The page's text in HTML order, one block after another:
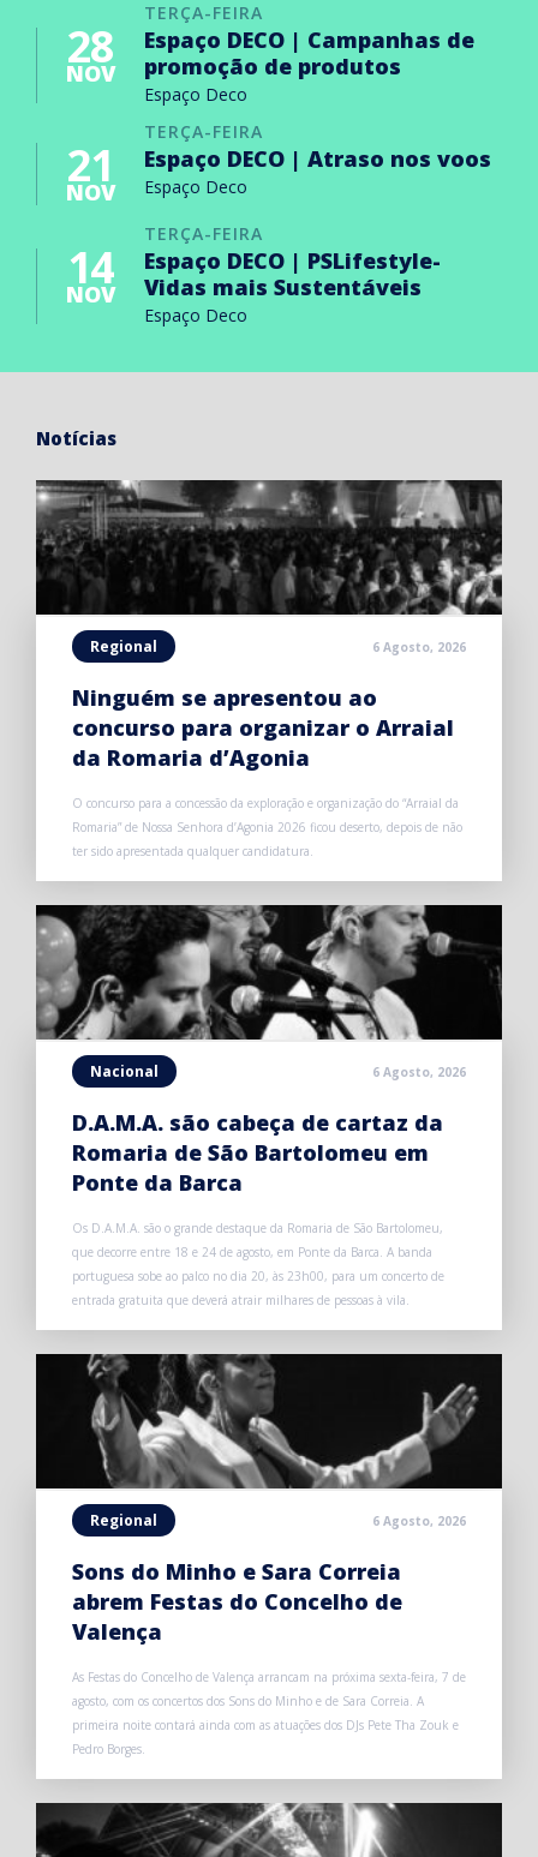
TERÇA-FEIRA
28
NOV
Espaço DECO | Campanhas de
promoção de produtos
Espaço Deco
TERÇA-FEIRA
21
NOV
Espaço DECO | Atraso nos voos
Espaço Deco
TERÇA-FEIRA
14
NOV
Espaço DECO | PSLifestyle-
Vidas mais Sustentáveis
Espaço Deco
Notícias
Regional 6 Agosto, 2026
Ninguém se apresentou ao
concurso para organizar o Arraial
da Romaria d’Agonia
O concurso para a concessão da exploração e organização do “Arraial da
Romaria” de Nossa Senhora d’Agonia 2026 ficou deserto, depois de não
ter sido apresentada qualquer candidatura.
Nacional 6 Agosto, 2026
D.A.M.A. são cabeça de cartaz da
Romaria de São Bartolomeu em
Ponte da Barca
Os D.A.M.A. são o grande destaque da Romaria de São Bartolomeu,
que decorre entre 18 e 24 de agosto, em Ponte da Barca. A banda
portuguesa sobe ao palco no dia 20, às 23h00, para um concerto de
entrada gratuita que deverá atrair milhares de pessoas à vila.
Regional 6 Agosto, 2026
Sons do Minho e Sara Correia
abrem Festas do Concelho de
Valença
As Festas do Concelho de Valença arrancam na próxima sexta-feira, 7 de
agosto, com os concertos dos Sons do Minho e de Sara Correia. A
primeira noite contará ainda com as atuações dos DJs Pete Tha Zouk e
Pedro Borges.